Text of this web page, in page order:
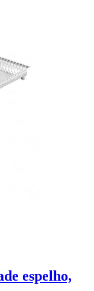
espelho,